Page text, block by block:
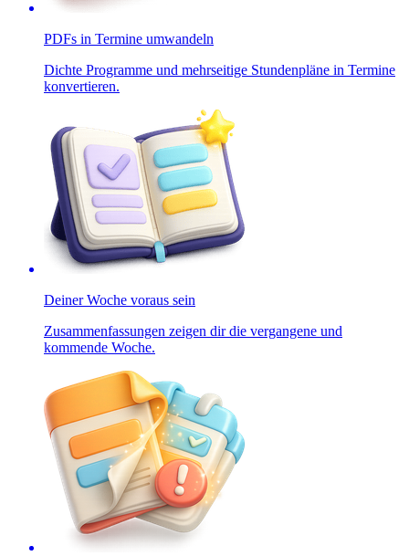
PDFs in Termine umwandeln
Dichte Programme und mehrseitige Stundenpläne in Termine
konvertieren.
Deiner Woche voraus sein
Zusammenfassungen zeigen dir die vergangene und
kommende Woche.